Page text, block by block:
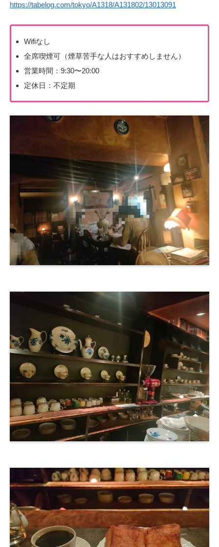
https://tabelog.com/tokyo/A1318/A131802/13013091
Wifiなし
全席喫煙可（煙草苦手な人はおすすめしません）
営業時間：9:30〜20:00
定休日：不定期